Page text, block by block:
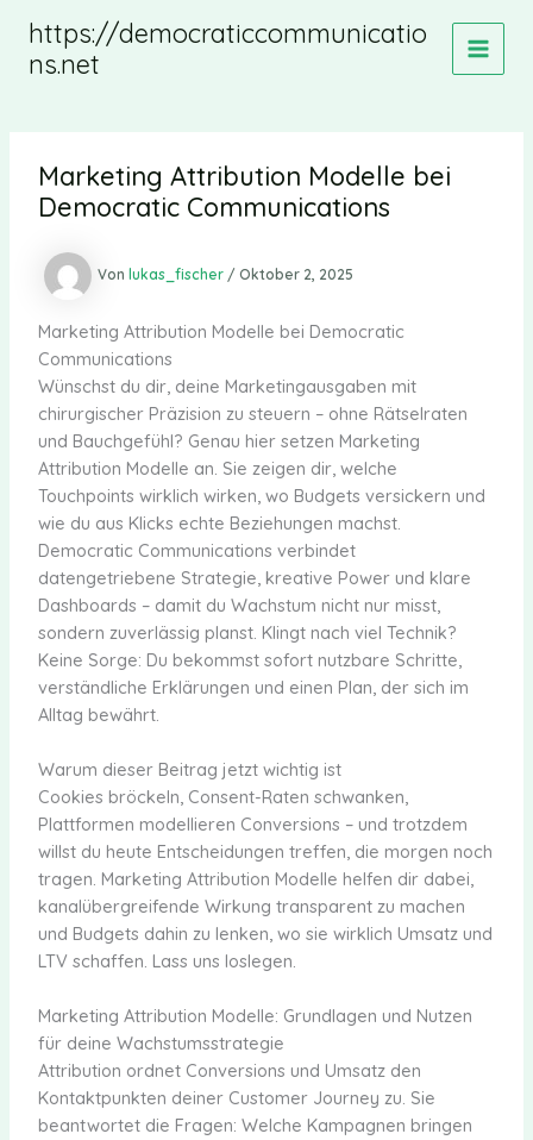
Inhalt
springen
https://democraticcommunicatio
ns.net
MAIN
Marketing Attribution Modelle bei
Democratic Communications
Von lukas_fischer / Oktober 2, 2025
Marketing Attribution Modelle bei Democratic
Communications
Wünschst du dir, deine Marketingausgaben mit
chirurgischer Präzision zu steuern – ohne Rätselraten
und Bauchgefühl? Genau hier setzen Marketing
Attribution Modelle an. Sie zeigen dir, welche
Touchpoints wirklich wirken, wo Budgets versickern und
wie du aus Klicks echte Beziehungen machst.
Democratic Communications verbindet
datengetriebene Strategie, kreative Power und klare
Dashboards – damit du Wachstum nicht nur misst,
sondern zuverlässig planst. Klingt nach viel Technik?
Keine Sorge: Du bekommst sofort nutzbare Schritte,
verständliche Erklärungen und einen Plan, der sich im
Alltag bewährt.
Warum dieser Beitrag jetzt wichtig ist
Cookies bröckeln, Consent-Raten schwanken,
Plattformen modellieren Conversions – und trotzdem
willst du heute Entscheidungen treffen, die morgen noch
tragen. Marketing Attribution Modelle helfen dir dabei,
kanalübergreifende Wirkung transparent zu machen
und Budgets dahin zu lenken, wo sie wirklich Umsatz und
LTV schaffen. Lass uns loslegen.
Marketing Attribution Modelle: Grundlagen und Nutzen
für deine Wachstumsstrategie
Attribution ordnet Conversions und Umsatz den
Kontaktpunkten deiner Customer Journey zu. Sie
beantwortet die Fragen: Welche Kampagnen bringen